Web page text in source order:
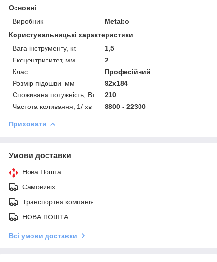
Основні
Виробник
Metabo
Користувальницькі характеристики
Вага інструменту, кг.
1,5
Ексцентриситет, мм
2
Клас
Професійний
Розмір підошви, мм
92х184
Споживана потужність, Вт
210
Частота коливання, 1/ хв
8800 - 22300
Приховати
Умови доставки
Нова Пошта
Самовивіз
Транспортна компанія
НОВА ПОШТА
Всі умови доставки